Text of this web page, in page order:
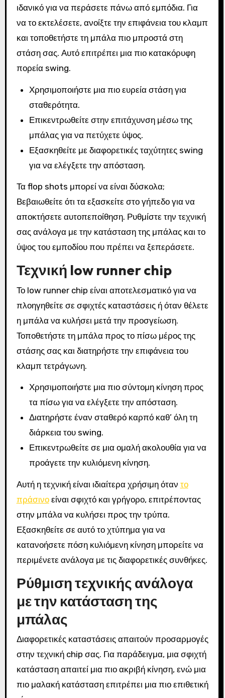
ιδανικό για να περάσετε πάνω από εμπόδια. Για
να το εκτελέσετε, ανοίξτε την επιφάνεια του κλαμπ
και τοποθετήστε τη μπάλα πιο μπροστά στη
στάση σας. Αυτό επιτρέπει μια πιο κατακόρυφη
πορεία swing.
Χρησιμοποιήστε μια πιο ευρεία στάση για
σταθερότητα.
Επικεντρωθείτε στην επιτάχυνση μέσω της
μπάλας για να πετύχετε ύψος.
Εξασκηθείτε με διαφορετικές ταχύτητες swing
για να ελέγξετε την απόσταση.
Τα flop shots μπορεί να είναι δύσκολα;
Βεβαιωθείτε ότι τα εξασκείτε στο γήπεδο για να
αποκτήσετε αυτοπεποίθηση. Ρυθμίστε την τεχνική
σας ανάλογα με την κατάσταση της μπάλας και το
ύψος του εμποδίου που πρέπει να ξεπεράσετε.
Τεχνική low runner chip
Το low runner chip είναι αποτελεσματικό για να
πλοηγηθείτε σε σφιχτές καταστάσεις ή όταν θέλετε
η μπάλα να κυλήσει μετά την προσγείωση.
Τοποθετήστε τη μπάλα προς το πίσω μέρος της
στάσης σας και διατηρήστε την επιφάνεια του
κλαμπ τετράγωνη.
Χρησιμοποιήστε μια πιο σύντομη κίνηση προς
τα πίσω για να ελέγξετε την απόσταση.
Διατηρήστε έναν σταθερό καρπό καθ’ όλη τη
διάρκεια του swing.
Επικεντρωθείτε σε μια ομαλή ακολουθία για να
προάγετε την κυλιόμενη κίνηση.
Αυτή η τεχνική είναι ιδιαίτερα χρήσιμη όταν το
πράσινοείναι σφιχτό και γρήγορο, επιτρέποντας
στην μπάλα να κυλήσει προς την τρύπα.
Εξασκηθείτε σε αυτό το χτύπημα για να
κατανοήσετε πόση κυλιόμενη κίνηση μπορείτε να
περιμένετε ανάλογα με τις διαφορετικές συνθήκες.
Ρύθμιση τεχνικής ανάλογα
με την κατάσταση της
μπάλας
Διαφορετικές καταστάσεις απαιτούν προσαρμογές
στην τεχνική chip σας. Για παράδειγμα, μια σφιχτή
κατάσταση απαιτεί μια πιο ακριβή κίνηση, ενώ μια
πιο μαλακή κατάσταση επιτρέπει μια πιο επιθετική